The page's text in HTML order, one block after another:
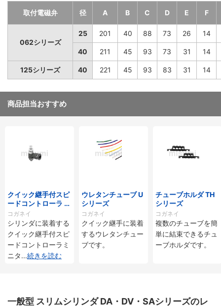
取付電磁弁 径 A B C D E F
062シリーズ
25 201 40 88 73 26 14
40 211 45 93 73 31 14
125シリーズ 40 221 45 93 83 31 14
商品担当おすすめ
クイック継手付スピ
ードコントローラ ス
タンダードタイプ S
C□-M・SS□-Mシ
リーズ
コガネイ
シリンダに装着する
クイック継手付スピ
ードコントローラミ
ニタ...続きを読む
ウレタンチューブ U
シリーズ
コガネイ
クイック継手に装着
するウレタンチュー
ブです。
チューブホルダ TH
シリーズ
コガネイ
複数のチューブを簡
単に結束できるチュ
ーブホルダです。
一般型 スリムシリンダ DA・DV・SAシリーズのレ